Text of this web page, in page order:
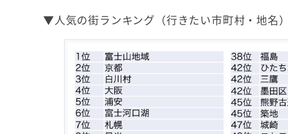
▼人気の街ランキング（行きたい市町村・地名）